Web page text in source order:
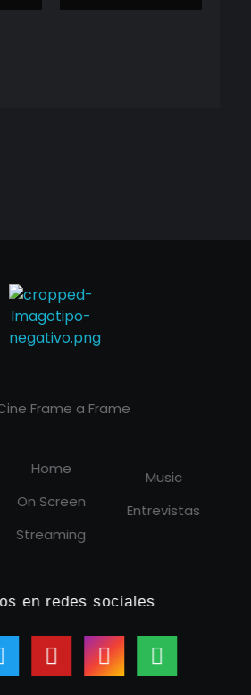
Frame a Frame
Home
On Screen
Streaming
Music
Entrevistas
en redes sociales